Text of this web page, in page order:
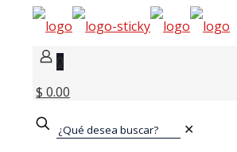
0
$ 0.00
✕